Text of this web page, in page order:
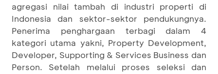
agregasi nilai tambah di industri properti di
Indonesia dan sektor-sektor pendukungnya.
Penerima penghargaan terbagi dalam 4
kategori utama yakni, Property Development,
Developer, Supporting & Services Business dan
Person. Setelah melalui proses seleksi dan